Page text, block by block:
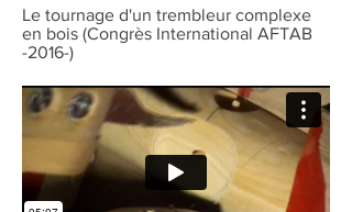
Le tournage d'un trembleur complexe
en bois (Congrès International AFTAB
-2016-)